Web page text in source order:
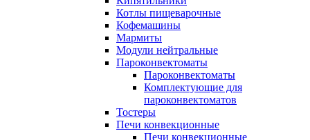
Котлы пищеварочные
Кофемашины
Мармиты
Модули нейтральные
Пароконвектоматы
Пароконвектоматы
Комплектующие для
пароконвектоматов
Тостеры
Печи конвекционные
Печи конвекционные